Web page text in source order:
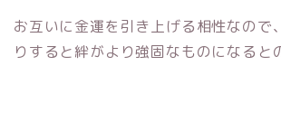
お互いに金運を引き上げる相性なので
りすると絆がより強固なものになると